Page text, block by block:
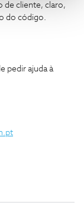
de cliente, claro,
do código.
pedir ajuda à